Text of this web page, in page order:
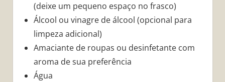
(deixe um pequeno espaço no frasco)
Álcool ou vinagre de álcool (opcional para
limpeza adicional)
Amaciante de roupas ou desinfetante com
aroma de sua preferência
Água